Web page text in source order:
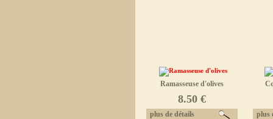
Ramasseuse d'olives
8.50 €
plus de détails
plus